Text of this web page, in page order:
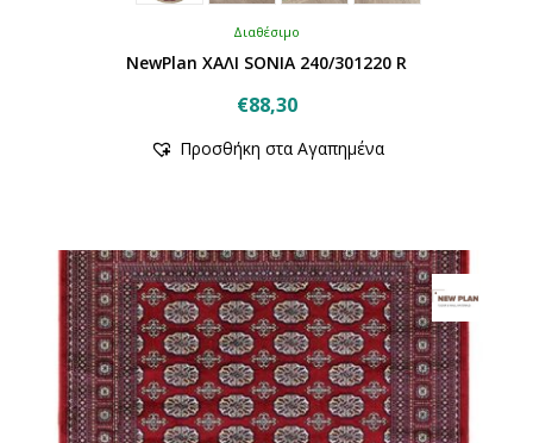
Διαθέσιμο
NewPlan ΧΑΛΙ SONIA 240/301220 R
€88,30
το
παραλλαγές.
Οι
επιλογές
μπορούν
να
επιλεγούν
στη
σελίδα
Προσθήκη στα Αγαπημένα